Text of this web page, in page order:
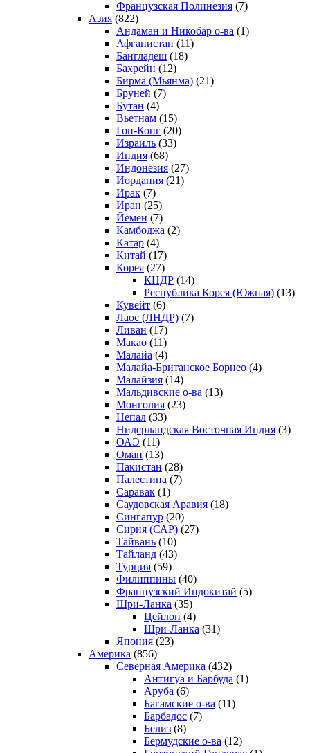
Французская Полинезия (7)
Азия (822)
Андаман и Никобар о-ва (1)
Афганистан (11)
Бангладеш (18)
Бахрейн (12)
Бирма (Мьянма) (21)
Бруней (7)
Бутан (4)
Вьетнам (15)
Гон-Конг (20)
Израиль (33)
Индия (68)
Индонезия (27)
Иордания (21)
Ирак (7)
Иран (25)
Йемен (7)
Камбоджа (2)
Катар (4)
Китай (17)
Корея (27)
КНДР (14)
Республика Корея (Южная) (13)
Кувейт (6)
Лаос (ЛНДР) (7)
Ливан (17)
Макао (11)
Малайа (4)
Малайа-Британское Борнео (4)
Малайзия (14)
Мальдивские о-ва (13)
Монголия (23)
Непал (33)
Нидерландская Восточная Индия (3)
ОАЭ (11)
Оман (13)
Пакистан (28)
Палестина (7)
Саравак (1)
Саудовская Аравия (18)
Сингапур (20)
Сирия (САР) (27)
Тайвань (10)
Тайланд (43)
Турция (59)
Филиппины (40)
Французский Индокитай (5)
Шри-Ланка (35)
Цейлон (4)
Шри-Ланка (31)
Япония (23)
Америка (856)
Северная Америка (432)
Антигуа и Барбуда (1)
Аруба (6)
Багамские о-ва (11)
Барбадос (7)
Белиз (8)
Бермудские о-ва (12)